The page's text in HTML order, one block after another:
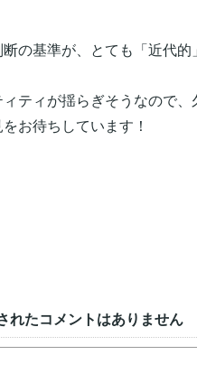
の基準が、とても「近代
ティが揺らぎそうなので、
お待ちしています！
れたコメントはありません